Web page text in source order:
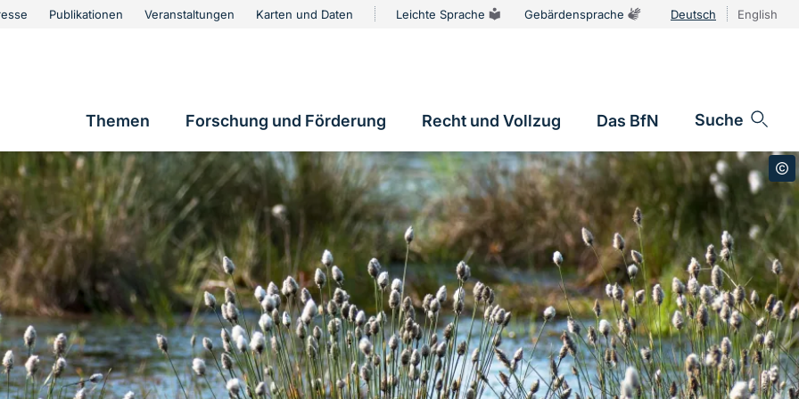
Publikationen Veranstaltungen Karten und Daten Leichte Sprache Gebärdensprache Deutsch English
Hauptnavigation
Themen Forschung und Förderung Recht und Vollzug Das BfN Suche